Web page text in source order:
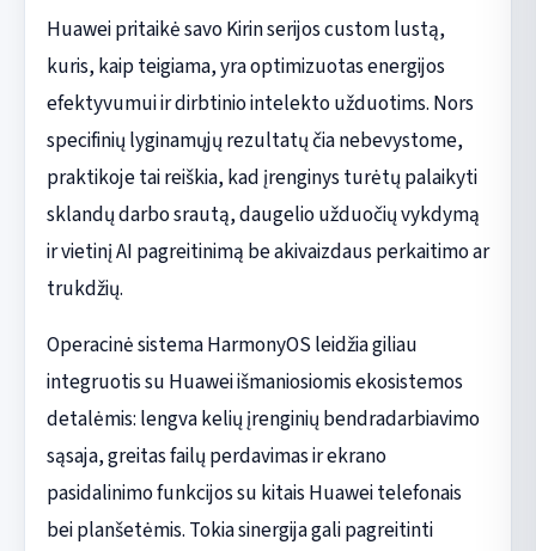
Huawei pritaikė savo Kirin serijos custom lustą,
kuris, kaip teigiama, yra optimizuotas energijos
efektyvumui ir dirbtinio intelekto užduotims. Nors
specifinių lyginamųjų rezultatų čia nebevystome,
praktikoje tai reiškia, kad įrenginys turėtų palaikyti
sklandų darbo srautą, daugelio užduočių vykdymą
ir vietinį AI pagreitinimą be akivaizdaus perkaitimo ar
trukdžių.
Operacinė sistema HarmonyOS leidžia giliau
integruotis su Huawei išmaniosiomis ekosistemos
detalėmis: lengva kelių įrenginių bendradarbiavimo
sąsaja, greitas failų perdavimas ir ekrano
pasidalinimo funkcijos su kitais Huawei telefonais
bei planšetėmis. Tokia sinergija gali pagreitinti